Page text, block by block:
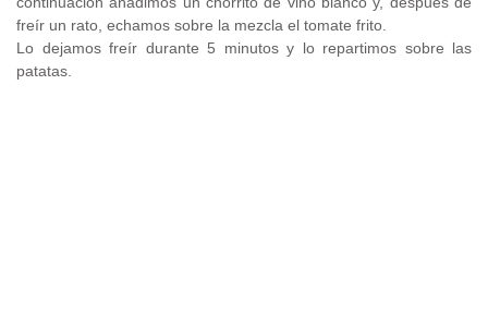
freír un rato, echamos sobre la mezcla el tomate frito.
Lo dejamos freír durante 5 minutos y lo repartimos sobre las
patatas.